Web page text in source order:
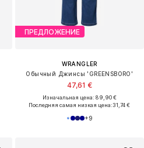
ПРЕДЛОЖЕНИЕ
WRANGLER
Обычный Джинсы 'GREENSBORO'
47,61 €
Изначальная цена: 89,90 €
Последняя самая низкая цена:31,74 €
+9